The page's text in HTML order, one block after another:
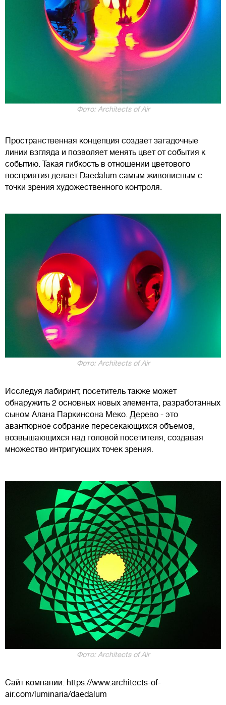
Фото: Architects of Air
Пространственная концепция создает загадочные
линии взгляда и позволяет менять цвет от события к
событию. Такая гибкость в отношении цветового
восприятия делает Daedalum самым живописным с
точки зрения художественного контроля.
Фото: Architects of Air
Исследуя лабиринт, посетитель также может
обнаружить 2 основных новых элемента, разработанных
сыном Алана Паркинсона Меко. Дерево - это
авантюрное собрание пересекающихся объемов,
возвышающихся над головой посетителя, создавая
множество интригующих точек зрения.
Фото: Architects of Air
Сайт компании: https://www.architects-of-
air.com/luminaria/daedalum